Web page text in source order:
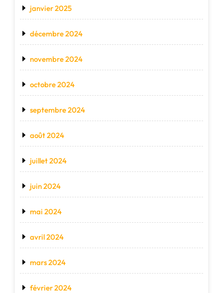
janvier 2025
décembre 2024
novembre 2024
octobre 2024
septembre 2024
août 2024
juillet 2024
juin 2024
mai 2024
avril 2024
mars 2024
février 2024